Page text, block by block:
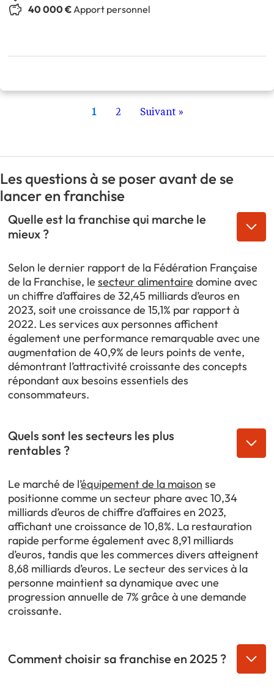
40 000 €Apport personnel
1 2 Suivant »
Les questions à se poser avant de se
lancer en franchise
Quelle est la franchise qui marche le
mieux ?
Selon le dernier rapport de la Fédération Française
de la Franchise, le secteur alimentaire domine avec
un chiffre d’affaires de 32,45 milliards d’euros en
2023, soit une croissance de 15,1% par rapport à
2022. Les services aux personnes affichent
également une performance remarquable avec une
augmentation de 40,9% de leurs points de vente,
démontrant l’attractivité croissante des concepts
répondant aux besoins essentiels des
consommateurs.
Quels sont les secteurs les plus
rentables ?
Le marché de l’équipement de la maison se
positionne comme un secteur phare avec 10,34
milliards d’euros de chiffre d’affaires en 2023,
affichant une croissance de 10,8%. La restauration
rapide performe également avec 8,91 milliards
d’euros, tandis que les commerces divers atteignent
8,68 milliards d’euros. Le secteur des services à la
personne maintient sa dynamique avec une
progression annuelle de 7% grâce à une demande
croissante.
Comment choisir sa franchise en 2025 ?